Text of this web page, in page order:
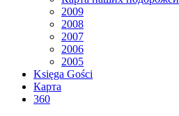
2009
2008
2007
2006
2005
Księga Gości
Карта
360